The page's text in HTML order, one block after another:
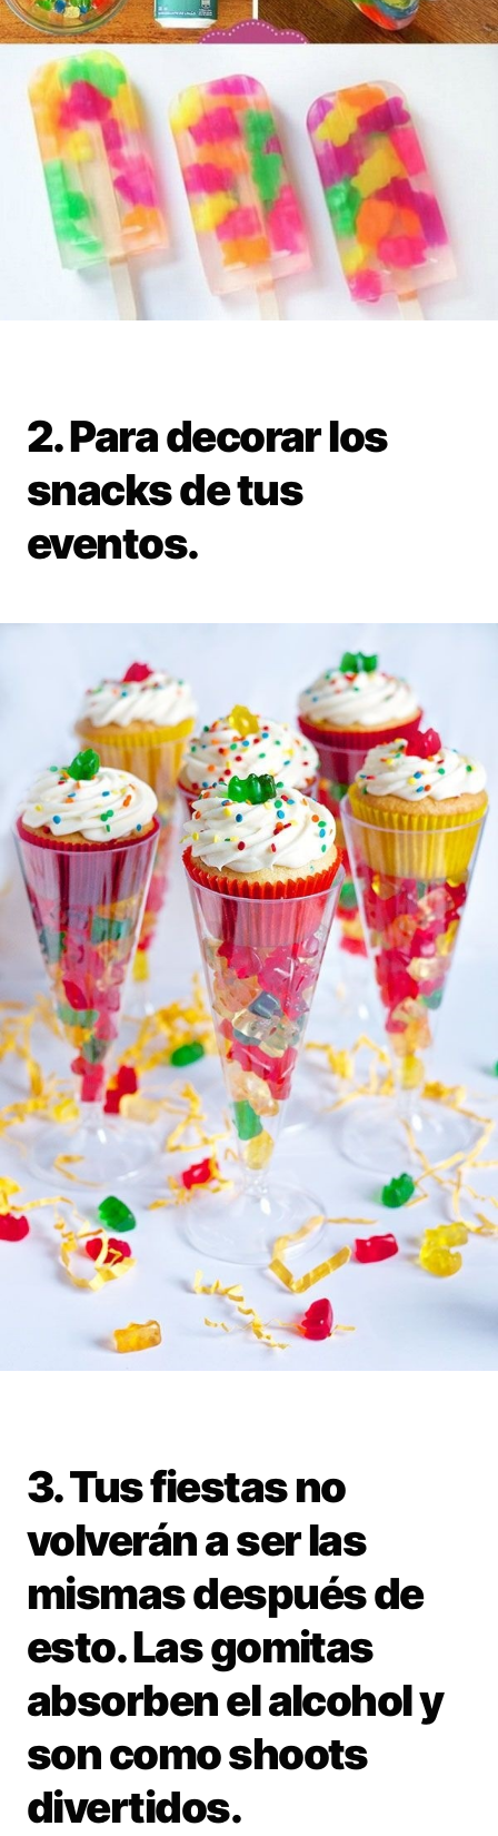
2. Para decorar los
snacks de tus
eventos.
3. Tus fiestas no
volverán a ser las
mismas después de
esto. Las gomitas
absorben el alcohol y
son como shoots
divertidos.